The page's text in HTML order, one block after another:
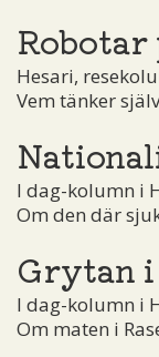
Robotar
Hesari,
Vem tänker
I dag-kolumn i
Om den där
Grytan i
I dag-kolumn i
Om maten i